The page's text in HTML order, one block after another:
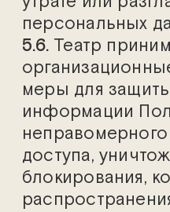
персональных
5.6.Театр
меры для
информации
доступа,
блокирования,